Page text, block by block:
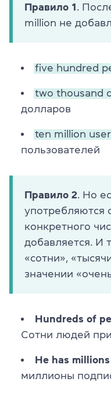
Правило 1
.
million не
five hundred
two thousand
долларов
ten million
пользователей
Правило 2 . Но
употребляются
конкретного
добавляется. И
«сотни»,
значении
Hundreds of
Сотни людей
He has
миллионы